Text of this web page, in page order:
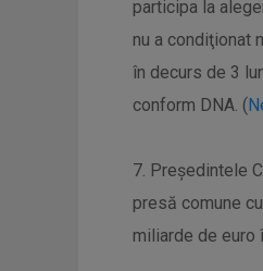
participa la
nu a condiţionat
în decurs de 3
conform DNA. (
7. Președintele
presă comune
miliarde de euro